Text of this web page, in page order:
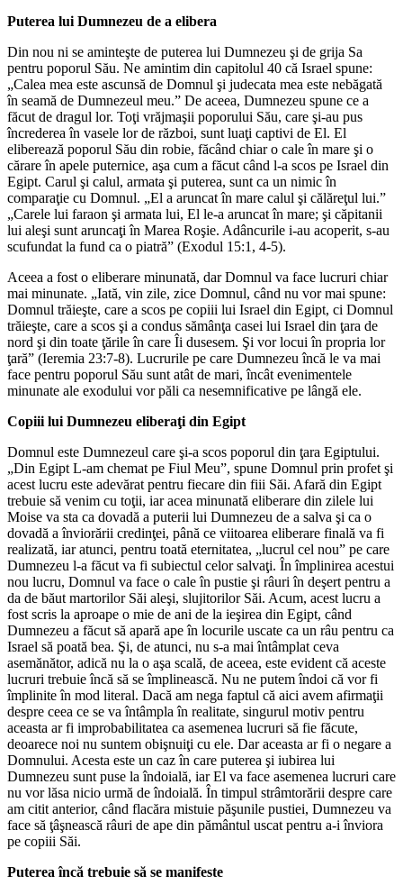
Puterea lui Dumnezeu de a elibera
Din nou ni se aminteşte de puterea lui Dumnezeu şi de grija Sa
pentru poporul Său. Ne amintim din capitolul 40 că Israel spune:
„Calea mea este ascunsă de Domnul şi judecata mea este nebăgată
în seamă de Dumnezeul meu.” De aceea, Dumnezeu spune ce a
făcut de dragul lor. Toţi vrăjmaşii poporului Său, care şi-au pus
încrederea în vasele lor de război, sunt luaţi captivi de El. El
eliberează poporul Său din robie, făcând chiar o cale în mare şi o
cărare în apele puternice, aşa cum a făcut când l-a scos pe Israel din
Egipt. Carul şi calul, armata şi puterea, sunt ca un nimic în
comparaţie cu Domnul. „El a aruncat în mare calul şi călăreţul lui.”
„Carele lui faraon şi armata lui, El le-a aruncat în mare; şi căpitanii
lui aleşi sunt aruncaţi în Marea Roşie. Adâncurile i-au acoperit, s-au
scufundat la fund ca o piatră” (Exodul 15:1, 4-5).
Aceea a fost o eliberare minunată, dar Domnul va face lucruri chiar
mai minunate. „Iată, vin zile, zice Domnul, când nu vor mai spune:
Domnul trăieşte, care a scos pe copiii lui Israel din Egipt, ci Domnul
trăieşte, care a scos şi a condus sămânţa casei lui Israel din ţara de
nord şi din toate ţările în care Îi dusesem. Şi vor locui în propria lor
ţară” (Ieremia 23:7-8). Lucrurile pe care Dumnezeu încă le va mai
face pentru poporul Său sunt atât de mari, încât evenimentele
minunate ale exodului vor păli ca nesemnificative pe lângă ele.
Copiii lui Dumnezeu eliberaţi din Egipt
Domnul este Dumnezeul care şi-a scos poporul din ţara Egiptului.
„Din Egipt L-am chemat pe Fiul Meu”, spune Domnul prin profet şi
acest lucru este adevărat pentru fiecare din fiii Săi. Afară din Egipt
trebuie să venim cu toţii, iar acea minunată eliberare din zilele lui
Moise va sta ca dovadă a puterii lui Dumnezeu de a salva şi ca o
dovadă a înviorării credinţei, până ce viitoarea eliberare finală va fi
realizată, iar atunci, pentru toată eternitatea, „lucrul cel nou” pe care
Dumnezeu l-a făcut va fi subiectul celor salvaţi. În împlinirea acestui
nou lucru, Domnul va face o cale în pustie şi râuri în deşert pentru a
da de băut martorilor Săi aleşi, slujitorilor Săi. Acum, acest lucru a
fost scris la aproape o mie de ani de la ieşirea din Egipt, când
Dumnezeu a făcut să apară ape în locurile uscate ca un râu pentru ca
Israel să poată bea. Şi, de atunci, nu s-a mai întâmplat ceva
asemănător, adică nu la o aşa scală, de aceea, este evident că aceste
lucruri trebuie încă să se împlinească. Nu ne putem îndoi că vor fi
împlinite în mod literal. Dacă am nega faptul că aici avem afirmaţii
despre ceea ce se va întâmpla în realitate, singurul motiv pentru
aceasta ar fi improbabilitatea ca asemenea lucruri să fie făcute,
deoarece noi nu suntem obişnuiţi cu ele. Dar aceasta ar fi o negare a
Domnului. Acesta este un caz în care puterea şi iubirea lui
Dumnezeu sunt puse la îndoială, iar El va face asemenea lucruri care
nu vor lăsa nicio urmă de îndoială. În timpul strâmtorării despre care
am citit anterior, când flacăra mistuie păşunile pustiei, Dumnezeu va
face să ţâşnească râuri de ape din pământul uscat pentru a-i înviora
pe copiii Săi.
Puterea încă trebuie să se manifeste